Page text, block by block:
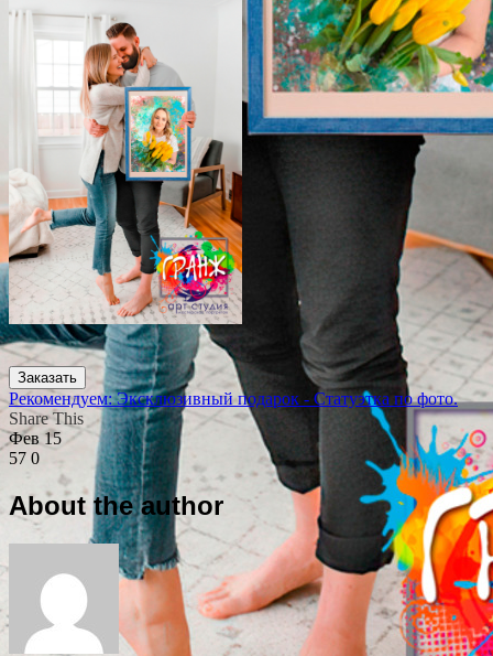
Заказать
Рекомендуем: Эксклюзивный подарок - Статуэтка по фото.
Share This
Фев 15
57 0
About the author